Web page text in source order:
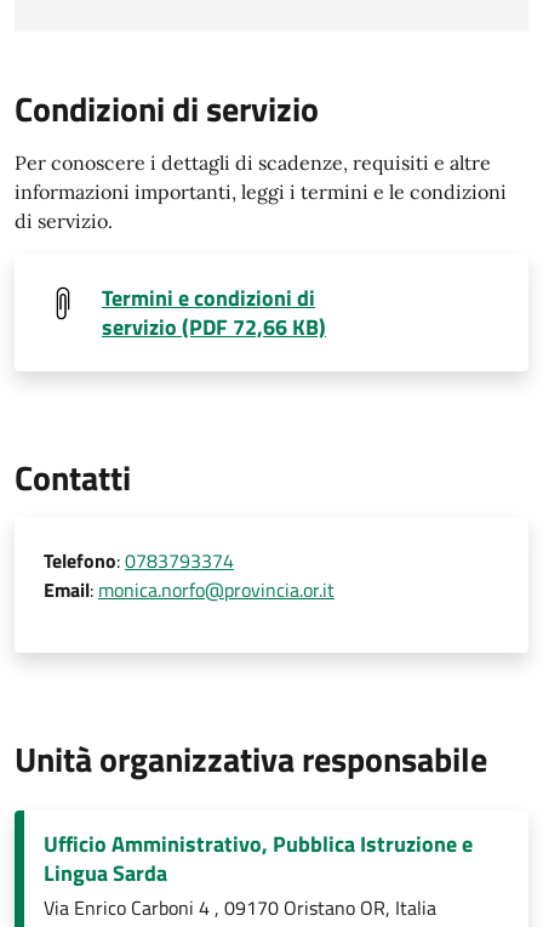
Condizioni di servizio
Per conoscere i dettagli di scadenze, requisiti e altre
informazioni importanti, leggi i termini e le condizioni
di servizio.
Termini e condizioni di
servizio (PDF 72,66 KB)
Contatti
Telefono:0783793374
Email: monica.norfo@provincia.or.it
Unità organizzativa responsabile
Ufficio Amministrativo, Pubblica Istruzione e
Lingua Sarda
Via Enrico Carboni 4 , 09170 Oristano OR, Italia